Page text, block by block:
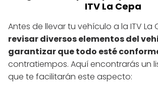
ITV La Cepa
Antes de llevar tu vehículo a la ITV La
revisar diversos elementos del
garantizar que todo esté
contratiempos. Aquí encontrarás un
que te facilitarán este aspecto: